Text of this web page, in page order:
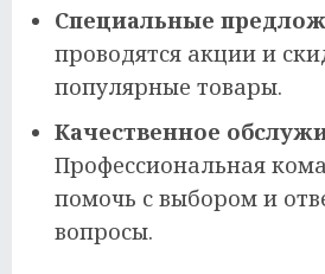
Специальные
проводятся акции и
популярные товары.
Качественное
Профессиональная
помочь с выбором и
вопросы.